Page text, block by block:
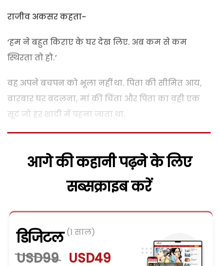
राजीव अकसर कहता-
‘हम ने बहुत किराए के घर देख लिए. अब कम से कम
स्थिरता तो हो.’
वह अपने बचपन को भूला नहीं था. पिता की सीमित आय,
बारबार घर बदलना, मां की चिंता और पिता का वही एक
सूट जो हर शादी में पहना जाता था.
आगे की कहानी पढ़ने के लिए
सब्सक्राइब करें
डिजिटल (1 साल)
USD99 USD49